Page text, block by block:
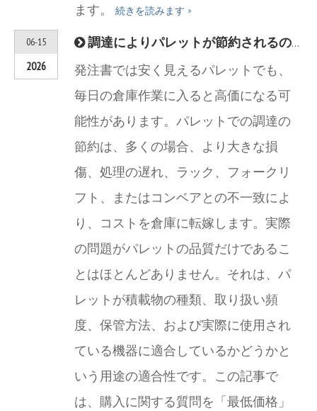
ます。 続きを読みます »
06-15
2026
調達によりパレットが節約されるのに、なぜ倉庫がその代償を支払うのでしょうか?
発注書では安く見えるパレットでも、
毎日の倉庫作業に入ると高価になる可
能性があります。パレットでの調達の
節約は、多くの場合、より大きな損
傷、処理の遅れ、ラック、フォークリ
フト、またはコンベアとの不一致によ
り、コストを倉庫に転嫁します。実際
の問題がパレットの品質だけであるこ
とはほとんどありません。それは、パ
レットが積載物の種類、取り扱い頻
度、保管方法、および実際に使用され
ている機器に適合しているかどうかと
いう用途の適合性です。この記事で
は、購入に関する質問を「最低価格」